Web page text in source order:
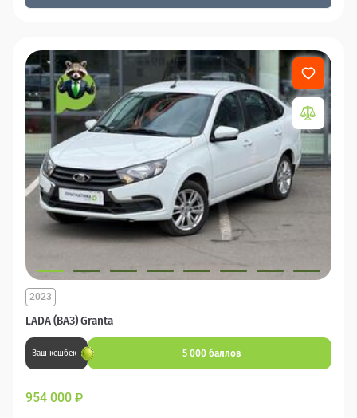
LADA (ВАЗ) Granta
2023
Ваш кешбек 5 000 баллов
954 000 ₽